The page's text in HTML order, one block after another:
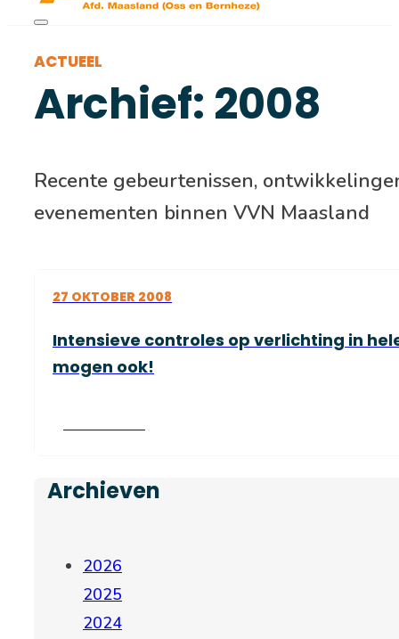
ACTUEEL
Archief: 2008
Recente gebeurtenissen,
evenementen binnen VVN Maasland
27 OKTOBER 2008
Intensieve controles op verlichting in
mogen ook!
Archieven
2026
2025
2024